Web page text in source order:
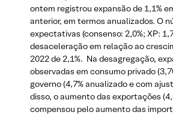
ontem registrou expansão de 1,1%
anterior, em termos anualizados. O
expectativas (consenso: 2,0%; XP:
desaceleração em relação ao
2022 de 2,1%. Na desagregação,
observadas em consumo privado
governo (4,7% anualizado e com
disso, o aumento das exportações
compensou pelo aumento das